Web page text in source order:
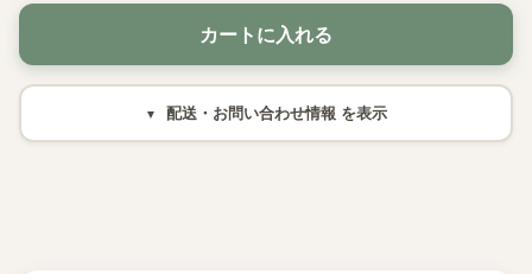
カートに入れる
配送・お問い合わせ情報